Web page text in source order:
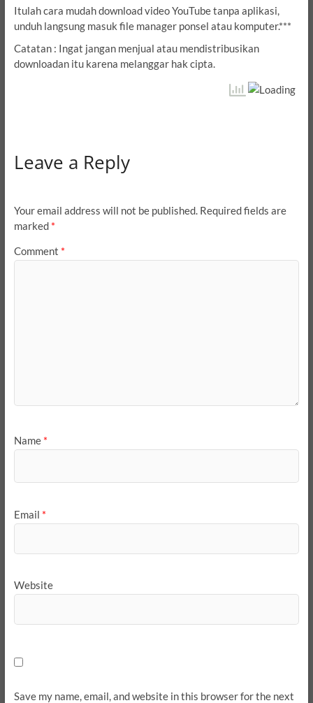
Itulah cara mudah download video YouTube tanpa aplikasi,
unduh langsung masuk file manager ponsel atau komputer.***
Catatan : Ingat jangan menjual atau mendistribusikan
downloadan itu karena melanggar hak cipta.
Leave a Reply
Your email address will not be published. Required fields are
marked *
Comment *
Name *
Email *
Website
Save my name, email, and website in this browser for the next